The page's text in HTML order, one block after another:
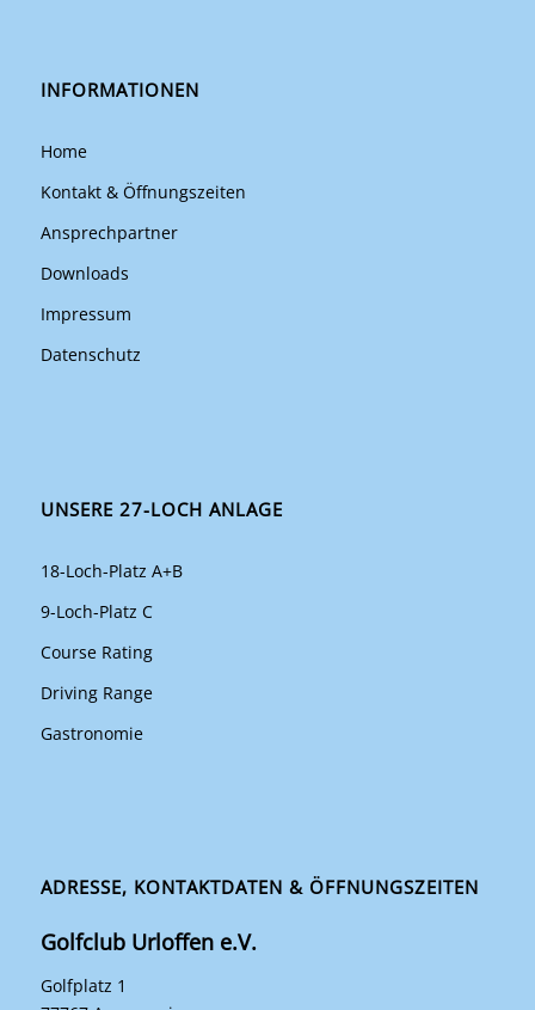
INFORMATIONEN
Home
Kontakt & Öffnungszeiten
Ansprechpartner
Downloads
Impressum
Datenschutz
UNSERE 27-LOCH ANLAGE
18-Loch-Platz A+B
9-Loch-Platz C
Course Rating
Driving Range
Gastronomie
ADRESSE, KONTAKTDATEN & ÖFFNUNGSZEITEN
Golfclub Urloffen e.V.
Golfplatz 1